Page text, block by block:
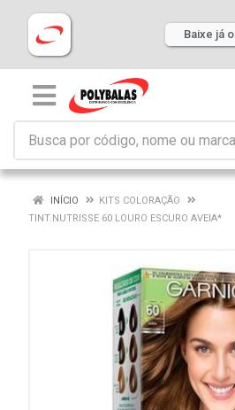
Baixe já
INÍCIO
KITS COLORAÇÃO
TINT.NUTRISSE 60 LOURO ESCURO AVEIA*